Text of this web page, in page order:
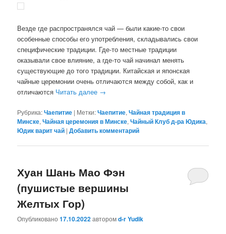
Везде где распространялся чай — были какие-то свои
особенные способы его употребления, складывались свои
специфические традиции. Где-то местные традиции
оказывали свое влияние, а где-то чай начинал менять
существующие до того традиции. Китайская и японская
чайные церемонии очень отличаются между собой, как и
отличаются Читать далее →
Рубрика:Чаепитие | Метки:Чаепитие,Чайная традиция в
Минске,Чайная церемония в Минске,Чайный Клуб д-ра Юдика,
Юдик варит чай |Добавить комментарий
Хуан Шань Мао Фэн
(пушистые вершины
Желтых Гор)
Опубликовано17.10.2022авторомd-r Yudik